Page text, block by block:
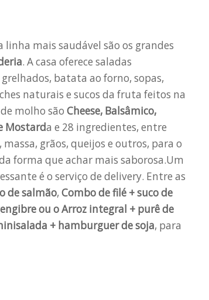
linha mais saudável são os grandes
. A casa oferece saladas
batata ao forno, sopas,
naturais e sucos da fruta feitos na
molho são Cheese, Balsâmico,
Mostarda e 28 ingredientes, entre
grãos, queijos e outros, para o
forma que achar mais saborosa.Um
é o serviço de delivery. Entre as
de salmão, Combo de filé + suco de
ou o Arroz integral + purê de
+ hamburguer de soja, para